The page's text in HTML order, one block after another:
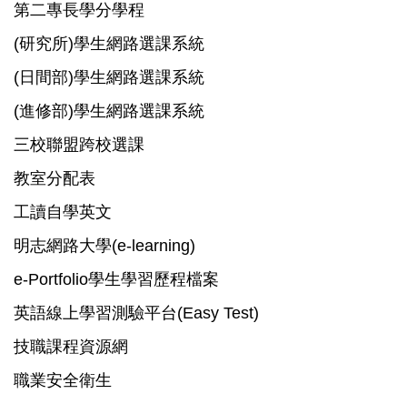
第二專長學分學程
(研究所)學生網路選課系統
(日間部)學生網路選課系統
(進修部)學生網路選課系統
三校聯盟跨校選課
教室分配表
工讀自學英文
明志網路大學(e-learning)
e-Portfolio學生學習歷程檔案
英語線上學習測驗平台(Easy Test)
技職課程資源網
職業安全衛生